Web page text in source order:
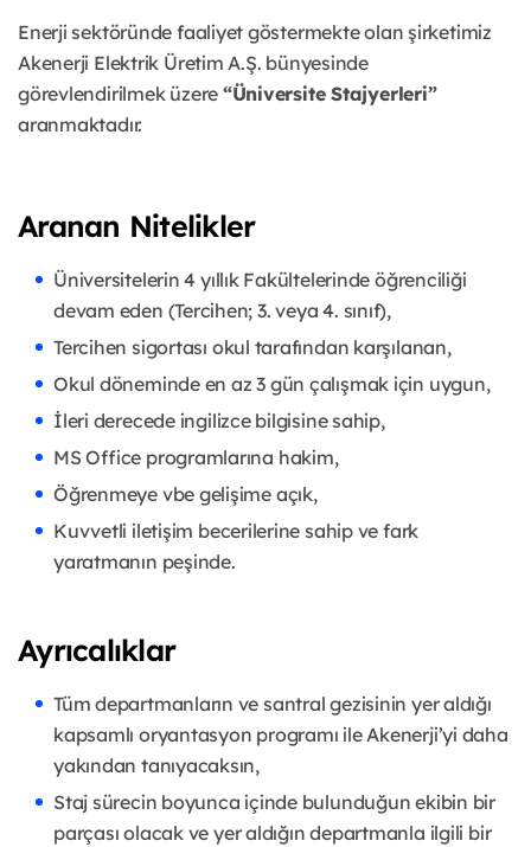
Enerji sektöründe faaliyet göstermekte olan şirketimiz
Akenerji Elektrik Üretim A.Ş. bünyesinde
görevlendirilmek üzere “Üniversite Stajyerleri”
aranmaktadır.
Aranan Nitelikler
Üniversitelerin 4 yıllık Fakültelerinde öğrenciliği
devam eden (Tercihen; 3. veya 4. sınıf),
Tercihen sigortası okul tarafından karşılanan,
Okul döneminde en az 3 gün çalışmak için uygun,
İleri derecede ingilizce bilgisine sahip,
MS Office programlarına hakim,
Öğrenmeye vbe gelişime açık,
Kuvvetli iletişim becerilerine sahip ve fark
yaratmanın peşinde.
Ayrıcalıklar
Tüm departmanların ve santral gezisinin yer aldığı
kapsamlı oryantasyon programı ile Akenerji’yi daha
yakından tanıyacaksın,
Staj sürecin boyunca içinde bulunduğun ekibin bir
parçası olacak ve yer aldığın departmanla ilgili bir